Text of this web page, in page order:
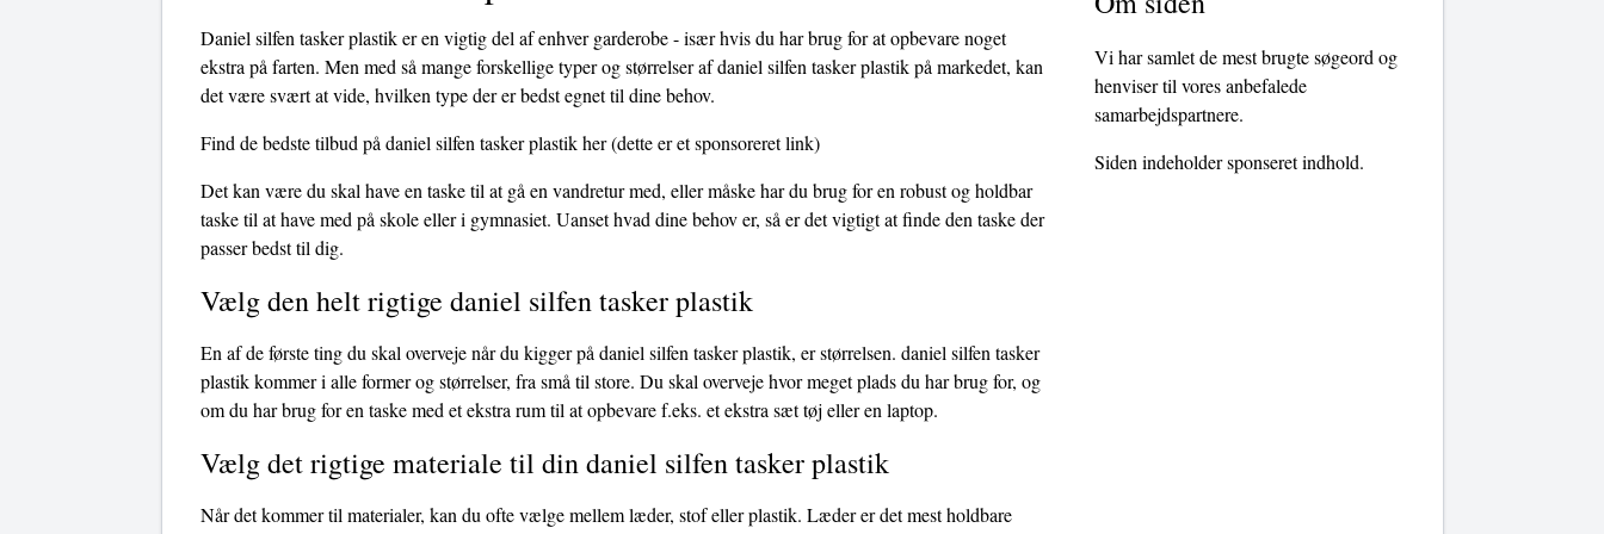
Daniel silfen tasker plastik er en vigtig del af enhver garderobe - især hvis du har brug for at opbevare noget
ekstra på farten. Men med så mange forskellige typer og størrelser af daniel silfen tasker plastik på markedet, kan
det være svært at vide, hvilken type der er bedst egnet til dine behov.
Find de bedste tilbud på daniel silfen tasker plastik her(dette er et sponsoreret link)
Det kan være du skal have en taske til at gå en vandretur med, eller måske har du brug for en robust og holdbar
taske til at have med på skole eller i gymnasiet. Uanset hvad dine behov er, så er det vigtigt at finde den taske der
passer bedst til dig.
Vælg den helt rigtige daniel silfen tasker plastik
En af de første ting du skal overveje når du kigger på daniel silfen tasker plastik, er størrelsen. daniel silfen tasker
plastik kommer i alle former og størrelser, fra små til store. Du skal overveje hvor meget plads du har brug for, og
om du har brug for en taske med et ekstra rum til at opbevare f.eks. et ekstra sæt tøj eller en laptop.
Vælg det rigtige materiale til din daniel silfen tasker plastik
Når det kommer til materialer, kan du ofte vælge mellem læder, stof eller plastik. Læder er det mest holdbare
Vi har samlet de mest brugte søgeord og
henviser til vores anbefalede
samarbejdspartnere.
Siden indeholder sponseret indhold.